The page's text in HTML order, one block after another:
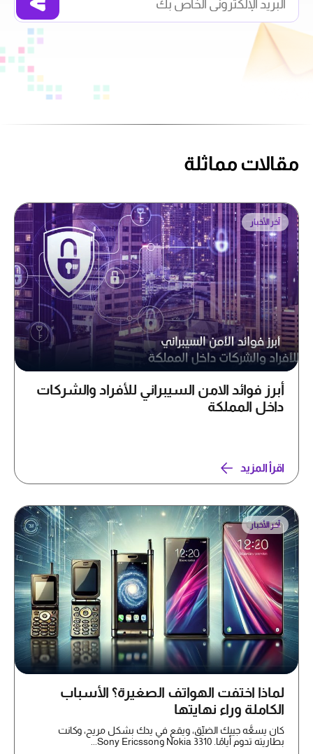
مقالات مماثلة
آخر الأخبار
أبرز فوائد الامن السيبراني للأفراد والشركات
داخل المملكة
اقرأ المزيد
آخر الأخبار
لماذا اختفت الهواتف الصغيرة؟ الأسباب
الكاملة وراء نهايتها
كان يسعُّه جيبك الضيِّق، ويقع في يدك بشكل مريح، وكانت
بطاريته تدوم أيامًا. Nokia 3310 وSony Ericsson...